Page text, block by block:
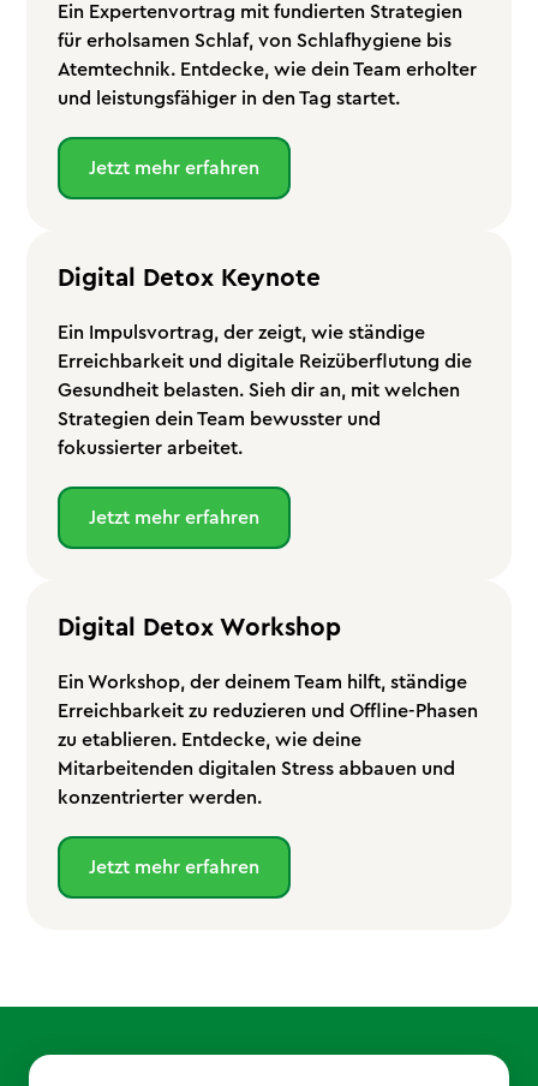
Ein Expertenvortrag mit fundierten Strategien
für erholsamen Schlaf, von Schlafhygiene bis
Atemtechnik. Entdecke, wie dein Team erholter
und leistungsfähiger in den Tag startet.
Jetzt mehr erfahren
Digital Detox Keynote
Ein Impulsvortrag, der zeigt, wie ständige
Erreichbarkeit und digitale Reizüberflutung die
Gesundheit belasten. Sieh dir an, mit welchen
Strategien dein Team bewusster und
fokussierter arbeitet.
Jetzt mehr erfahren
Digital Detox Workshop
Ein Workshop, der deinem Team hilft, ständige
Erreichbarkeit zu reduzieren und Offline-Phasen
zu etablieren. Entdecke, wie deine
Mitarbeitenden digitalen Stress abbauen und
konzentrierter werden.
Jetzt mehr erfahren